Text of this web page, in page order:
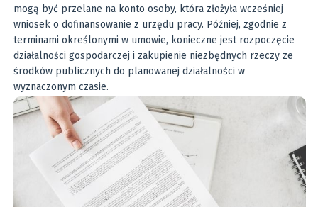
mogą być przelane na konto osoby, która złożyła wcześniej
wniosek o dofinansowanie z urzędu pracy. Później, zgodnie z
terminami określonymi w umowie, konieczne jest rozpoczęcie
działalności gospodarczej i zakupienie niezbędnych rzeczy ze
środków publicznych do planowanej działalności w
wyznaczonym czasie.